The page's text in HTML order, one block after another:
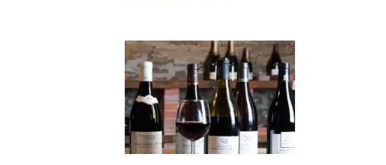
De Bourgogne Express